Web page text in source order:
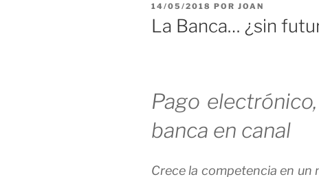
PUBLICADO
EL
14/05/2018 POR JOAN
La Banca… ¿sin
Pago
banca en canal
Crece la competencia en un